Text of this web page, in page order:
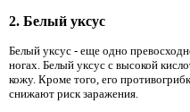
2. Белый уксус
Белый уксус - еще одно
ногах. Белый уксус с высокой
кожу. Кроме того, его
снижают риск заражения.